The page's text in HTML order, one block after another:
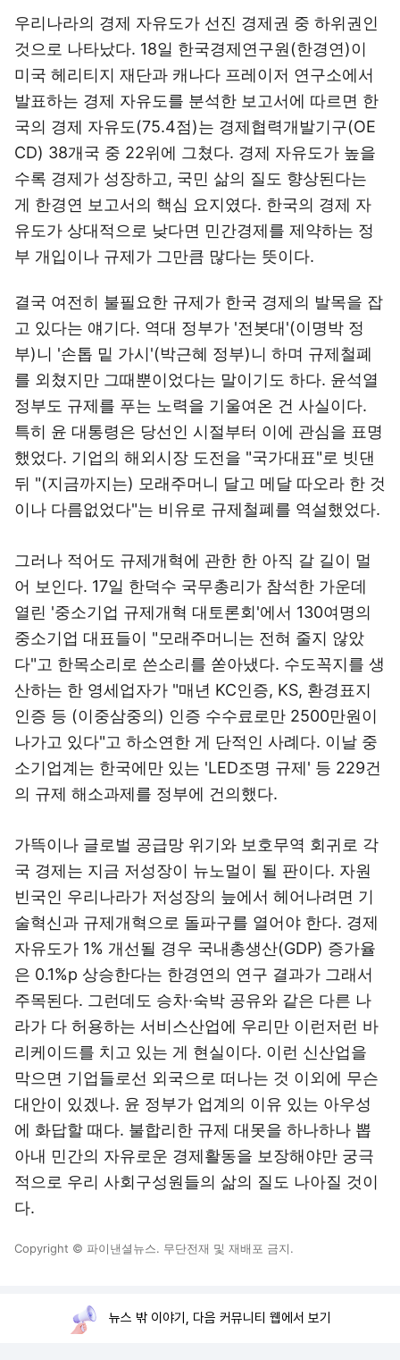
우리나라의 경제 자유도가 선진 경제권 중 하위권인
것으로 나타났다. 18일 한국경제연구원(한경연)이
미국 헤리티지 재단과 캐나다 프레이저 연구소에서
발표하는 경제 자유도를 분석한 보고서에 따르면 한
국의 경제 자유도(75.4점)는 경제협력개발기구(OE
CD) 38개국 중 22위에 그쳤다. 경제 자유도가 높을
수록 경제가 성장하고, 국민 삶의 질도 향상된다는
게 한경연 보고서의 핵심 요지였다. 한국의 경제 자
유도가 상대적으로 낮다면 민간경제를 제약하는 정
부 개입이나 규제가 그만큼 많다는 뜻이다.
결국 여전히 불필요한 규제가 한국 경제의 발목을 잡
고 있다는 얘기다. 역대 정부가 '전봇대'(이명박 정
부)니 '손톱 밑 가시'(박근혜 정부)니 하며 규제철폐
를 외쳤지만 그때뿐이었다는 말이기도 하다. 윤석열
정부도 규제를 푸는 노력을 기울여온 건 사실이다.
특히 윤 대통령은 당선인 시절부터 이에 관심을 표명
했었다. 기업의 해외시장 도전을 "국가대표"로 빗댄
뒤 "(지금까지는) 모래주머니 달고 메달 따오라 한 것
이나 다름없었다"는 비유로 규제철폐를 역설했었다.
그러나 적어도 규제개혁에 관한 한 아직 갈 길이 멀
어 보인다. 17일 한덕수 국무총리가 참석한 가운데
열린 '중소기업 규제개혁 대토론회'에서 130여명의
중소기업 대표들이 "모래주머니는 전혀 줄지 않았
다"고 한목소리로 쓴소리를 쏟아냈다. 수도꼭지를 생
산하는 한 영세업자가 "매년 KC인증, KS, 환경표지
인증 등 (이중삼중의) 인증 수수료로만 2500만원이
나가고 있다"고 하소연한 게 단적인 사례다. 이날 중
소기업계는 한국에만 있는 'LED조명 규제' 등 229건
의 규제 해소과제를 정부에 건의했다.
가뜩이나 글로벌 공급망 위기와 보호무역 회귀로 각
국 경제는 지금 저성장이 뉴노멀이 될 판이다. 자원
빈국인 우리나라가 저성장의 늪에서 헤어나려면 기
술혁신과 규제개혁으로 돌파구를 열어야 한다. 경제
자유도가 1% 개선될 경우 국내총생산(GDP) 증가율
은 0.1%p 상승한다는 한경연의 연구 결과가 그래서
주목된다. 그런데도 승차·숙박 공유와 같은 다른 나
라가 다 허용하는 서비스산업에 우리만 이런저런 바
리케이드를 치고 있는 게 현실이다. 이런 신산업을
막으면 기업들로선 외국으로 떠나는 것 이외에 무슨
대안이 있겠나. 윤 정부가 업계의 이유 있는 아우성
에 화답할 때다. 불합리한 규제 대못을 하나하나 뽑
아내 민간의 자유로운 경제활동을 보장해야만 궁극
적으로 우리 사회구성원들의 삶의 질도 나아질 것이
다.
Copyright © 파이낸셜뉴스. 무단전재 및 재배포 금지.
뉴스 밖 이야기, 다음 커뮤니티 웹에서 보기